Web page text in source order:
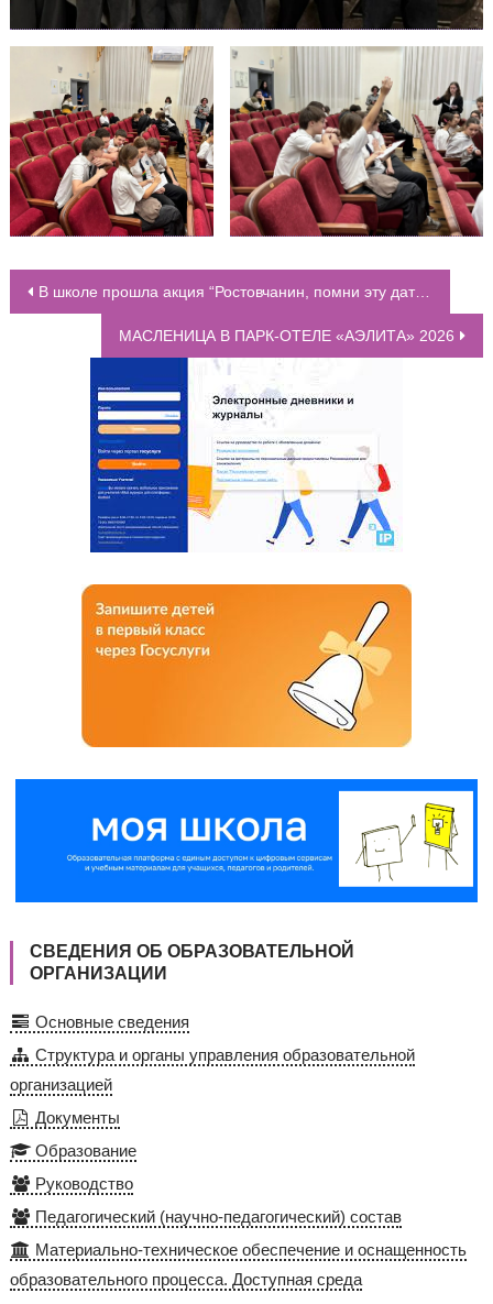
НАВИГАЦИЯ ПО ЗАПИСЯМ
В школе прошла акция “Ростовчанин, помни эту дату!”, посвящённая Второму освобождению города Ростов-на-Дону от немецко-фашистских захватчиков
МАСЛЕНИЦА В ПАРК-ОТЕЛЕ «АЭЛИТА» 2026
СВЕДЕНИЯ ОБ ОБРАЗОВАТЕЛЬНОЙ
ОРГАНИЗАЦИИ
Основные сведения
Структура и органы управления образовательной
организацией
Документы
Образование
Руководство
Педагогический (научно-педагогический) состав
Материально-техническое обеспечение и оснащенность
образовательного процесса. Доступная среда